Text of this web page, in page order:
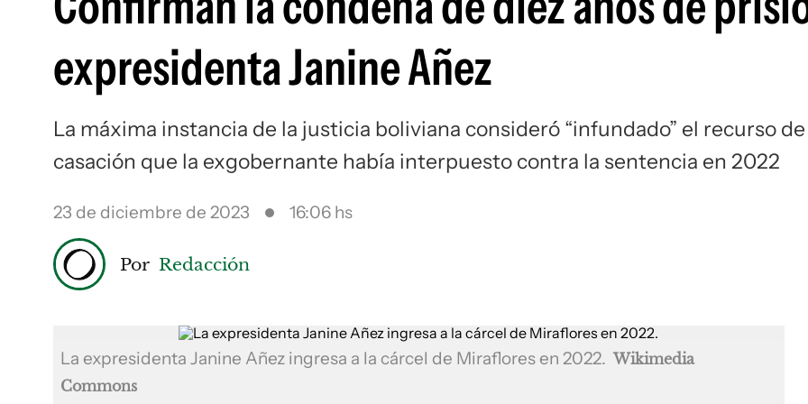
expresidenta Janine Añez
La máxima instancia de la justicia boliviana consideró “infundado” el recurso de
casación que la exgobernante había interpuesto contra la sentencia en 2022
23 de diciembre de 2023 16:06 hs
Por Redacción
La expresidenta Janine Añez ingresa a la cárcel de Miraflores en 2022. Wikimedia
Commons